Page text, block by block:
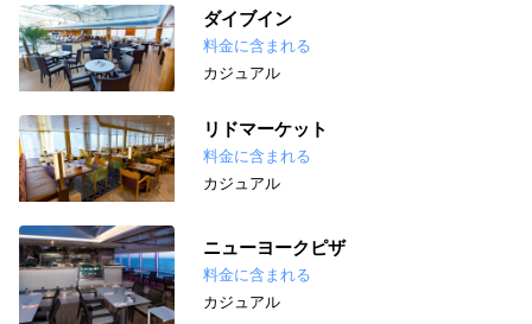
ダイブイン
料金に含まれる
カジュアル
リドマーケット
料金に含まれる
カジュアル
ニューヨークピザ
料金に含まれる
カジュアル